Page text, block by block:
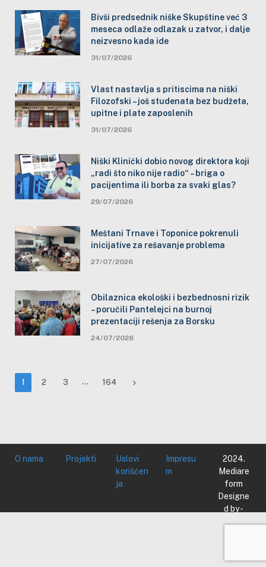
Bivši predsednik niške Skupštine već 3
meseca odlaže odlazak u zatvor, i dalje
neizvesno kada ide
31/07/2026
Vlast nastavlja s pritiscima na niški
Filozofski – još studenata bez budžeta,
upitne i plate zaposlenih
31/07/2026
Niški Klinički dobio novog direktora koji
„radi što niko nije radio“ – briga o
pacijentima ili borba za svaki glas?
29/07/2026
Meštani Trnave i Toponice pokrenuli
inicijative za rešavanje problema
27/07/2026
Obilaznica ekološki i bezbednosni rizik
– poručili Pantelejci na burnoj
prezentaciji rešenja za Borsku
24/07/2026
1 2 3 … 164 Next
O nama Projekti
Uslovi
korišćen
ja
Impresu
m
2024.
Mediare
form
Designe
d by -